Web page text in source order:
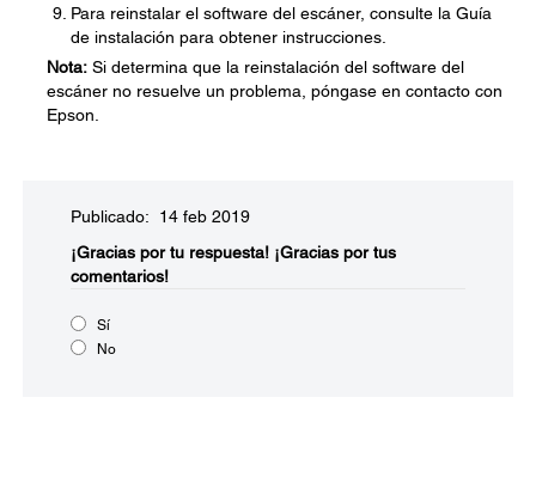
Para reinstalar el software del escáner, consulte la Guía
de instalación para obtener instrucciones.
Nota: Si determina que la reinstalación del software del
escáner no resuelve un problema, póngase en contacto con
Epson.
Publicado: 14 feb 2019
¡Gracias por tu respuesta! ¡Gracias por tus
comentarios!
Sí
No